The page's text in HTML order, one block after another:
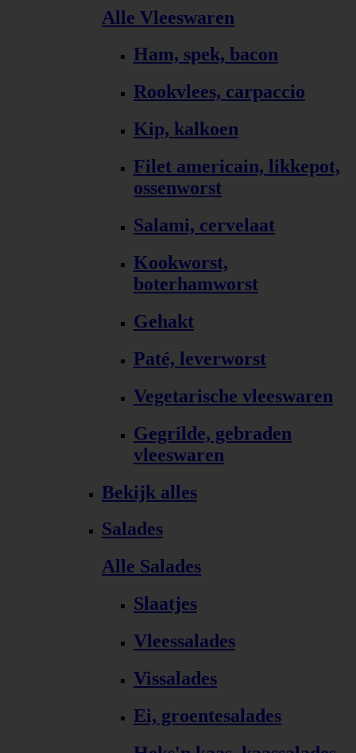
Alle Vleeswaren
Ham, spek, bacon
Rookvlees, carpaccio
Kip, kalkoen
Filet americain, likkepot,
ossenworst
Salami, cervelaat
Kookworst,
boterhamworst
Gehakt
Paté, leverworst
Vegetarische vleeswaren
Gegrilde, gebraden
vleeswaren
Bekijk alles
Salades
Alle Salades
Slaatjes
Vleessalades
Vissalades
Ei, groentesalades